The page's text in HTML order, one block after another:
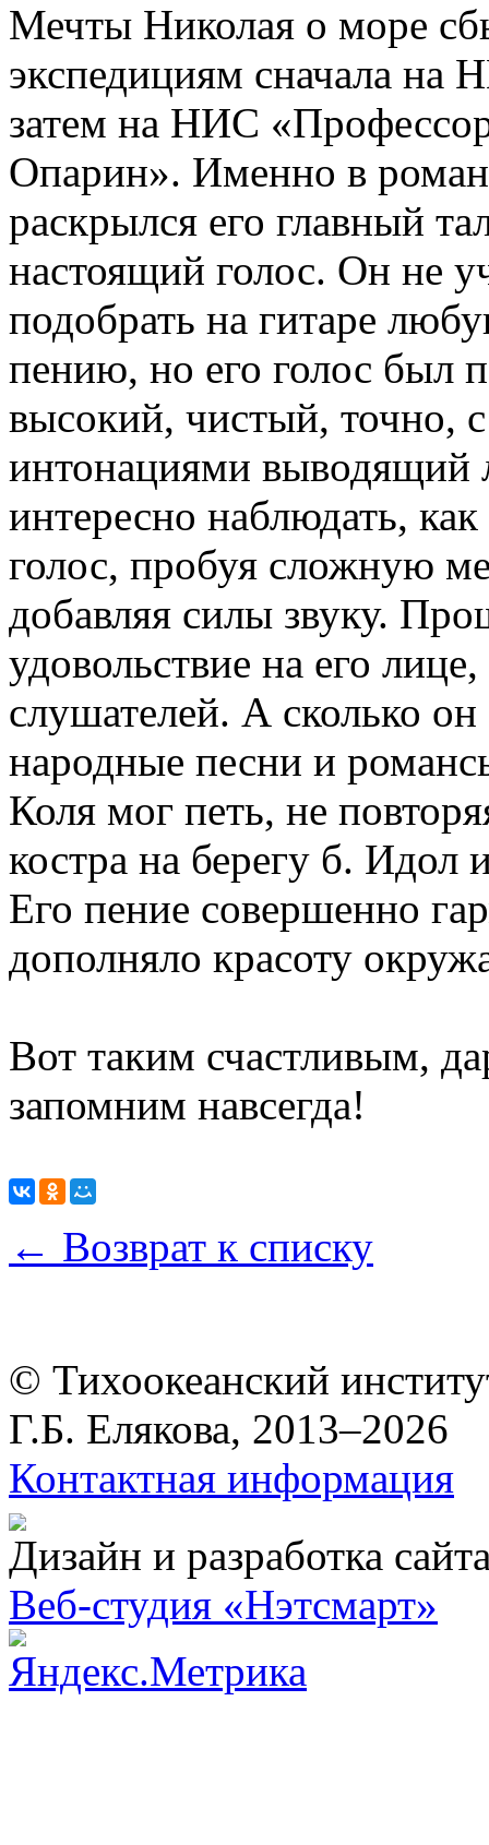
Мечты Николая о море
экспедициям сначала
затем на НИС
Опарин». Именно в
раскрылся его главный
настоящий голос. Он не
подобрать на гитаре
пению, но его голос был
высокий, чистый, точно,
интонациями
интересно наблюдать,
голос, пробуя сложную
добавляя силы звуку.
удовольствие на его
слушателей. А сколько
народные песни и
Коля мог петь, не
костра на берегу б.
Его пение совершенно
дополняло красоту
Вот таким счастливым,
запомним навсегда!
← Возврат к списку
© Тихоокеанский
Г.Б. Елякова, 2013–2026
Контактная информация
Дизайн и разработка
Веб-студия «Нэтсмарт»